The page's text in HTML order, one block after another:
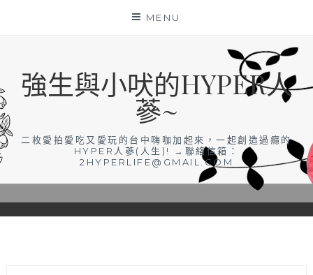
MENU
強生與小吠的HYPER人
蔘~
二枚愛拍愛吃又愛玩的台中嗨咖加起來，一起創造過癮的
HYPER人蔘(人生)! →聯絡信箱：
2HYPERLIFE@GMAIL.COM